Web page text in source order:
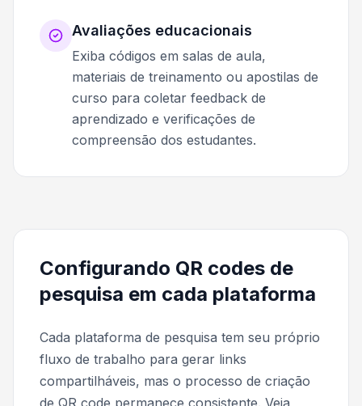
Avaliações educacionais
Exiba códigos em salas de aula,
materiais de treinamento ou apostilas de
curso para coletar feedback de
aprendizado e verificações de
compreensão dos estudantes.
Configurando QR codes de
pesquisa em cada plataforma
Cada plataforma de pesquisa tem seu próprio
fluxo de trabalho para gerar links
compartilháveis, mas o processo de criação